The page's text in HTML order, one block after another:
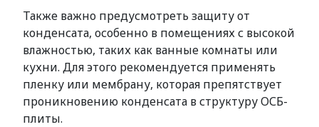
Также важно предусмотреть защиту от
конденсата, особенно в помещениях с высокой
влажностью, таких как ванные комнаты или
кухни. Для этого рекомендуется применять
пленку или мембрану, которая препятствует
проникновению конденсата в структуру ОСБ-
плиты.